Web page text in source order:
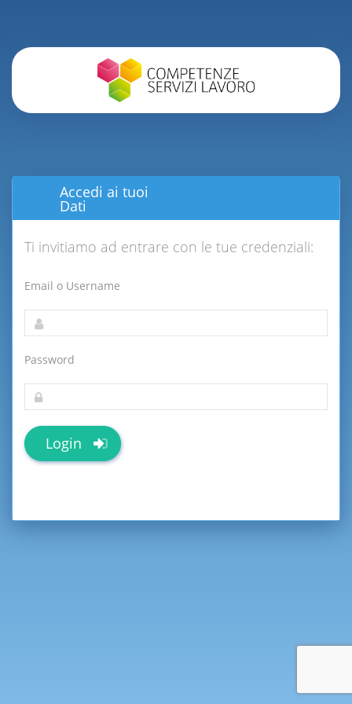
Accedi ai tuoi
Dati
Ti invitiamo ad entrare con le tue credenziali:
Email o Username
Password
Login